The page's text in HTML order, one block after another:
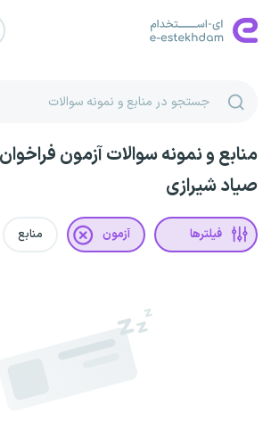
منابع و نمونه سوالات آزمون
صیاد شیرازی
فیلترها آزمون منابع